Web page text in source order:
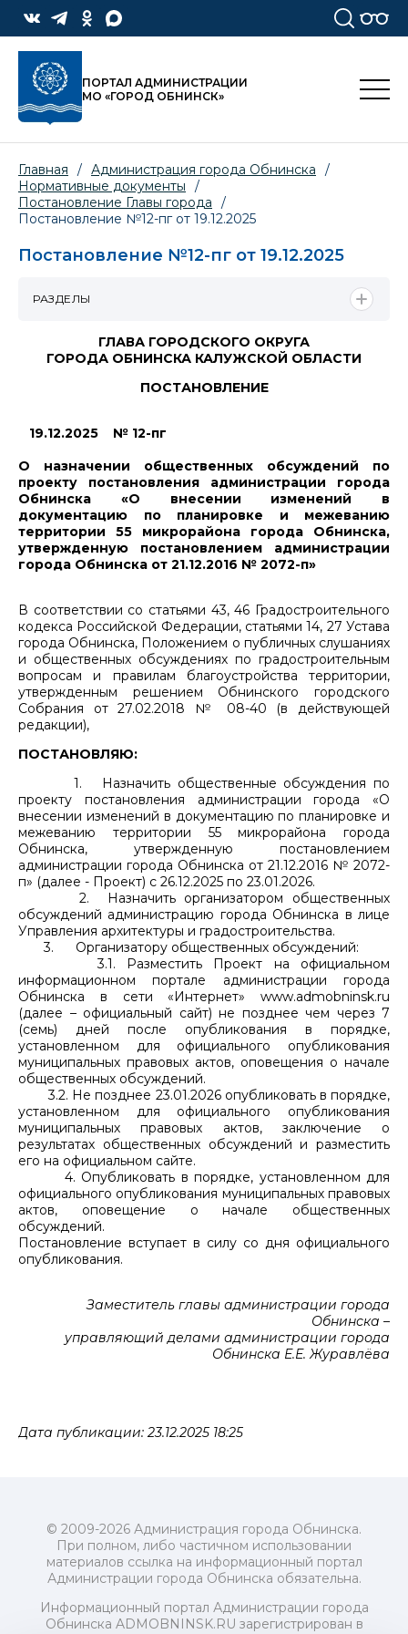
ПОРТАЛ АДМИНИСТРАЦИИ
МО «ГОРОД ОБНИНСК»
Главная / Администрация города Обнинска
/
Нормативные документы
/
Постановление Главы города
/
Постановление №12-пг от 19.12.2025
Постановление №12-пг от 19.12.2025
ГЛАВА ГОРОДСКОГО ОКРУГА
ГОРОДА ОБНИНСКА КАЛУЖСКОЙ ОБЛАСТИ
ПОСТАНОВЛЕНИЕ
19.12.2025 № 12-пг
О назначении общественных обсуждений по
проекту постановления администрации города
Обнинска «О внесении изменений в
документацию по планировке и межеванию
территории 55 микрорайона города Обнинска,
утвержденную постановлением администрации
города Обнинска от 21.12.2016 № 2072-п»
В соответствии со статьями 43, 46 Градостроительного
кодекса Российской Федерации, статьями 14, 27 Устава
города Обнинска, Положением о публичных слушаниях
и общественных обсуждениях по градостроительным
вопросам и правилам благоустройства территории,
утвержденным решением Обнинского городского
Собрания от 27.02.2018 № 08-40 (в действующей
редакции),
ПОСТАНОВЛЯЮ:
1. Назначить общественные обсуждения по
проекту постановления администрации города «О
внесении изменений в документацию по планировке и
межеванию территории 55 микрорайона города
Обнинска, утвержденную постановлением
администрации города Обнинска от 21.12.2016 № 2072-
п» (далее - Проект) с 26.12.2025 по 23.01.2026.
2. Назначить организатором общественных
обсуждений администрацию города Обнинска в лице
Управления архитектуры и градостроительства.
3. Организатору общественных обсуждений:
3.1. Разместить Проект на официальном
информационном портале администрации города
Обнинска в сети «Интернет» www.admobninsk.ru
(далее – официальный сайт) не позднее чем через 7
(семь) дней после опубликования в порядке,
установленном для официального опубликования
муниципальных правовых актов, оповещения о начале
общественных обсуждений.
3.2. Не позднее 23.01.2026 опубликовать в порядке,
установленном для официального опубликования
муниципальных правовых актов, заключение о
результатах общественных обсуждений и разместить
его на официальном сайте.
4. Опубликовать в порядке, установленном для
официального опубликования муниципальных правовых
актов, оповещение о начале общественных
обсуждений.
Постановление вступает в силу со дня официального
опубликования.
Заместитель главы администрации города
Обнинска –
управляющий делами администрации города
Обнинска Е.Е. Журавлёва
Дата публикации: 23.12.2025 18:25
РАЗДЕЛЫ
© 2009-2026 Администрация города Обнинска.
При полном, либо частичном использовании
материалов ссылка на информационный портал
Администрации города Обнинска обязательна.
Информационный портал Администрации города
Обнинска ADMOBNINSK.RU зарегистрирован в